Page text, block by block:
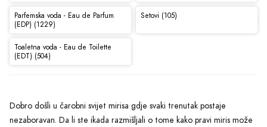
Parfemska voda - Eau de Parfum
(EDP) (1229)
Setovi (105)
Toaletna voda - Eau de Toilette
(EDT) (504)
Dobro došli u čarobni svijet mirisa gdje svaki trenutak postaje
nezaboravan. Da li ste ikada razmišljali o tome kako pravi miris može